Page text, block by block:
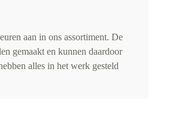
aan in ons assortiment. De
gemaakt en kunnen daardoor
alles in het werk gesteld